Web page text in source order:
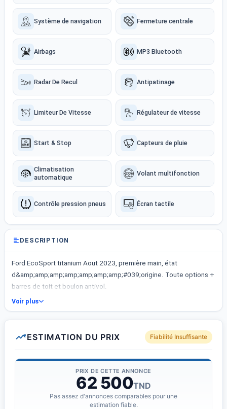
Système de navigation Fermeture centrale
Airbags MP3 Bluetooth
Radar De Recul Antipatinage
Limiteur De Vitesse Régulateur de vitesse
Start & Stop Capteurs de pluie
Climatisation
automatique
Volant multifonction
Contrôle pression pneus Écran tactile
DESCRIPTION
Ford EcoSport titanium Aout 2023, première main, état
d&amp;amp;amp;amp;amp;amp;amp;#039;origine. Toute options +
barres de toit et boulon antivol.
Voir plus
ESTIMATION DU PRIX Fiabilité Insuffisante
PRIX DE CETTE ANNONCE
62 500TND
Pas assez d'annonces comparables pour une
estimation fiable.